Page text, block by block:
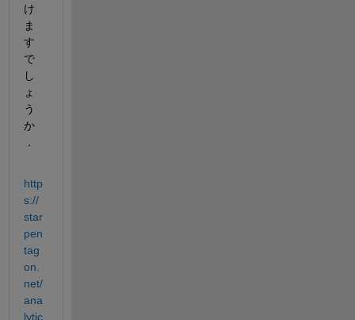
け
ま
す
で
し
ょ
う
か
．
http
s://
star
pen
tag
on.
net/
ana
lytic